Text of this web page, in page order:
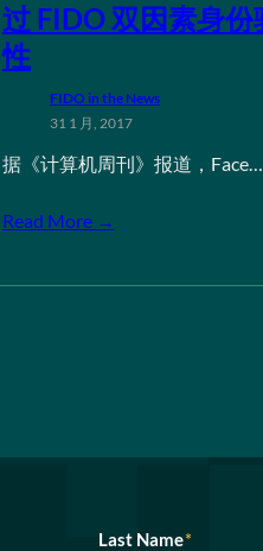
过 FIDO 双因素身
性
FIDO in the News
31 1 月, 2017
据《计算机周刊》报道，Face…
Read More →
Last Name*